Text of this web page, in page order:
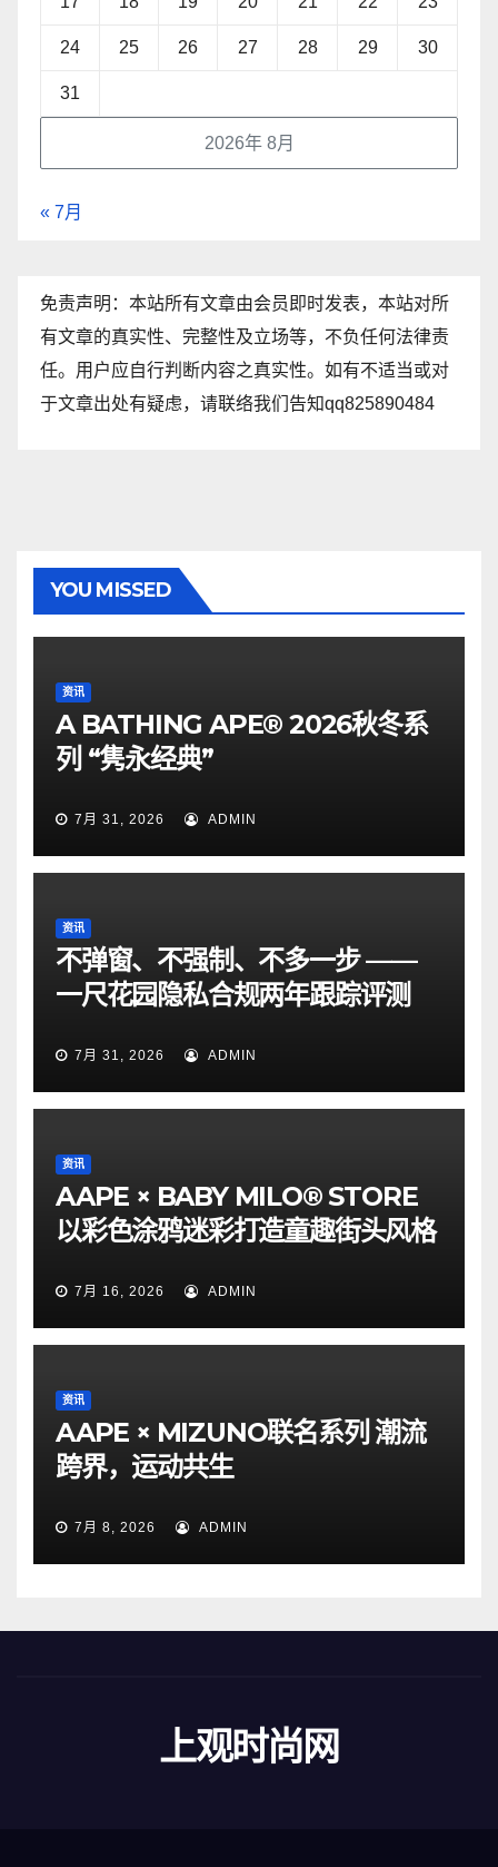
2026年 8月
24 25 26 27 28 29 30
31
« 7月
免责声明：本站所有文章由会员即时发表，本站对所
有文章的真实性、完整性及立场等，不负任何法律责
任。用户应自行判断内容之真实性。如有不适当或对
于文章出处有疑虑，请联络我们告知qq825890484
YOU MISSED
资讯
A BATHING APE® 2026秋冬系
列 “隽永经典”
7月 31, 2026 ADMIN
资讯
不弹窗、不强制、不多一步 ——
一尺花园隐私合规两年跟踪评测
7月 31, 2026 ADMIN
资讯
AAPE × BABY MILO® STORE
以彩色涂鸦迷彩打造童趣街头风格
7月 16, 2026 ADMIN
资讯
AAPE × MIZUNO联名系列 潮流
跨界，运动共生
7月 8, 2026 ADMIN
上观时尚网